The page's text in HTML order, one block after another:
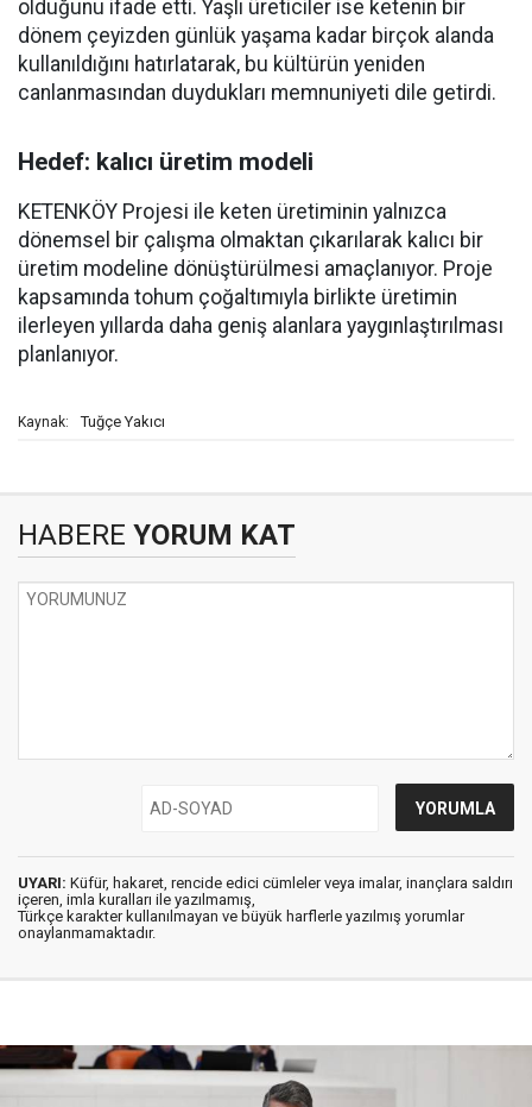
olduğunu ifade etti. Yaşlı üreticiler ise ketenin bir
dönem çeyizden günlük yaşama kadar birçok alanda
kullanıldığını hatırlatarak, bu kültürün yeniden
canlanmasından duydukları memnuniyeti dile getirdi.
Hedef: kalıcı üretim modeli
KETENKÖY Projesi ile keten üretiminin yalnızca
dönemsel bir çalışma olmaktan çıkarılarak kalıcı bir
üretim modeline dönüştürülmesi amaçlanıyor. Proje
kapsamında tohum çoğaltımıyla birlikte üretimin
ilerleyen yıllarda daha geniş alanlara yaygınlaştırılması
planlanıyor.
Kaynak: Tuğçe Yakıcı
HABERE YORUM KAT
UYARI: Küfür, hakaret, rencide edici cümleler veya imalar, inançlara saldırı
içeren, imla kuralları ile yazılmamış,
Türkçe karakter kullanılmayan ve büyük harflerle yazılmış yorumlar
onaylanmamaktadır.